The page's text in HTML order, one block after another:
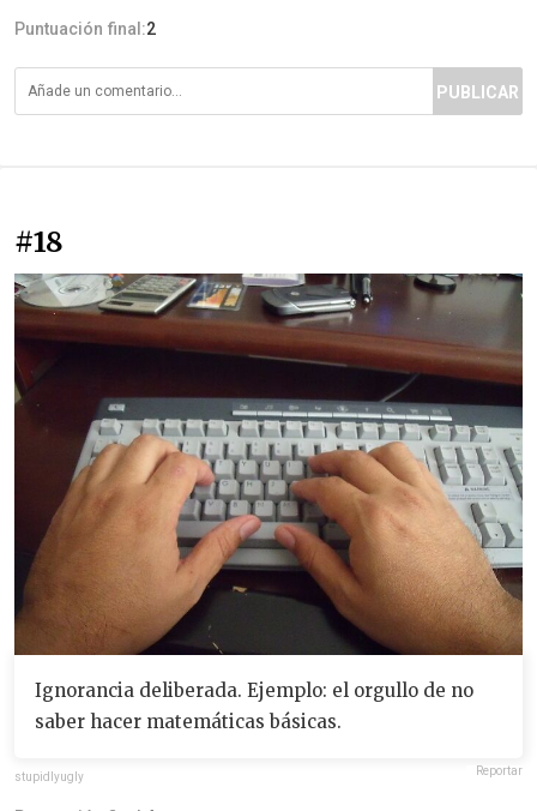
Puntuación final:2
PUBLICAR
#18
Ignorancia deliberada. Ejemplo: el orgullo de no
saber hacer matemáticas básicas.
stupidlyugly Reportar